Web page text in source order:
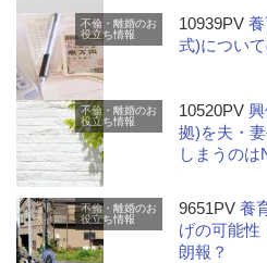
不倫・離婚のお
役立ち情報
10939PV
式)につい
不倫・離婚のお
役立ち情報
10520PV
拠)を夫・
しまうのは
不倫・離婚のお
役立ち情報
9651PV養
げの可能性
朗報？